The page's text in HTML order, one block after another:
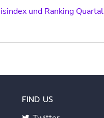
und Ranking Quartal
FIND US